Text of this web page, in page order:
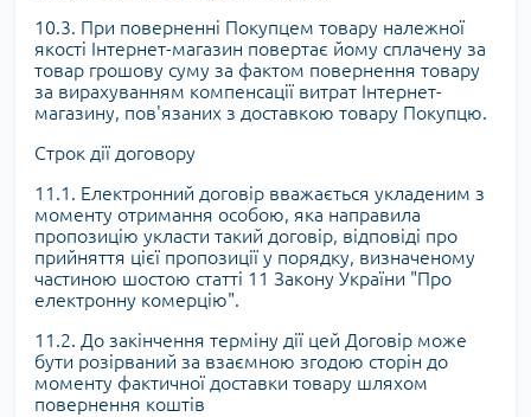
10.3. При поверненні Покупцем товару належної
якості Інтернет-магазин повертає йому сплачену за
товар грошову суму за фактом повернення товару
за вирахуванням компенсації витрат Інтернет-
магазину, пов'язаних з доставкою товару Покупцю.
Строк дії договору
11.1. Електронний договір вважається укладеним з
моменту отримання особою, яка направила
пропозицію укласти такий договір, відповіді про
прийняття цієї пропозиції у порядку, визначеному
частиною шостою статті 11 Закону України "Про
електронну комерцію".
11.2. До закінчення терміну дії цей Договір може
бути розірваний за взаємною згодою сторін до
моменту фактичної доставки товару шляхом
повернення коштів